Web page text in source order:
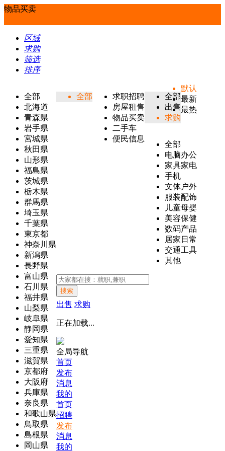
物品买卖
区域
求购
筛选
排序
全部
北海道
青森県
岩手県
宮城県
秋田県
山形県
福島県
茨城県
栃木県
群馬県
埼玉県
千葉県
東京都
神奈川県
新潟県
長野県
富山県
石川県
福井県
山梨県
岐阜県
静岡県
愛知県
三重県
滋賀県
京都府
大阪府
兵庫県
奈良県
和歌山県
鳥取県
島根県
岡山県
全部
求职招聘
房屋租售
物品买卖
二手车
便民信息
全部
出售
求购
全部
电脑办公
家具家电
手机
文体户外
服装配饰
儿童母婴
美容保健
数码产品
居家日常
交通工具
其他
默认
最新
最热
搜索
出售 求购
正在加载...
全局导航
首页
发布
消息
我的
首页
招聘
发布
消息
我的